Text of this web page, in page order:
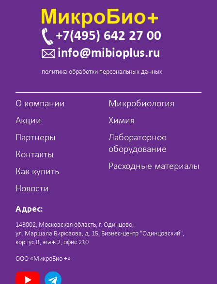
+7(495) 642 27 00
info@mibioplus.ru
политика обработки персональных данных
О компании
Акции
Партнеры
Контакты
Как купить
Новости
Микробиология
Химия
Лабораторное
оборудование
Расходные материалы
Адрес:
143002, Московская область, г. Одинцово,
ул. Маршала Бирюзова, д. 15, Бизнес-центр "Одинцовский",
корпус В, этаж 2, офис 210
ООО «МикроБио +»